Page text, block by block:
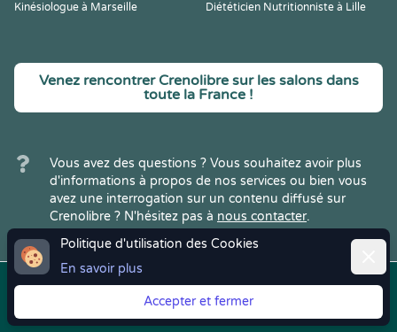
Politique d'utilisation des Cookies
En savoir plus
Accepter et fermer
Kinésiologue à Marseille
Diététicien Nutritionniste à Lille
Venez rencontrer Crenolibre sur les salons dans
toute la France !
Vous avez des questions ? Vous souhaitez avoir plus
d'informations à propos de nos services ou bien vous
avez une interrogation sur un contenu diffusé sur
Crenolibre ? N'hésitez pas à nous contacter.
Copyright © 2022Crenolibre, tous
Mentions
Légales
| CGV | RGPD